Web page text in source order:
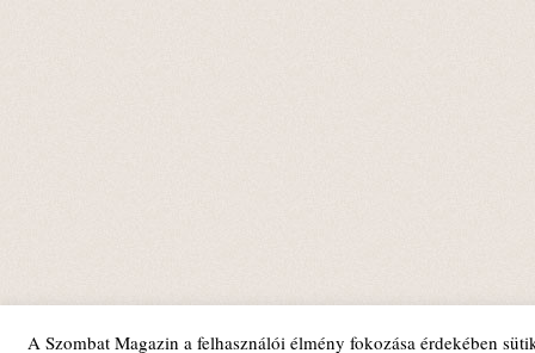
A Szombat Magazin a felhasználói élmény fokozása érdekében